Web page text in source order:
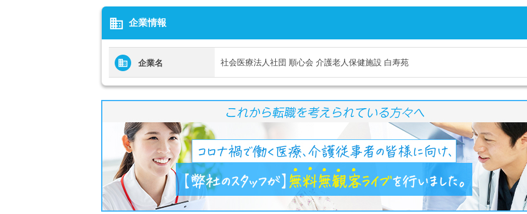
business 企業情報
企業名 社会医療法人社団 順心会 介護老人保健施設 白寿苑